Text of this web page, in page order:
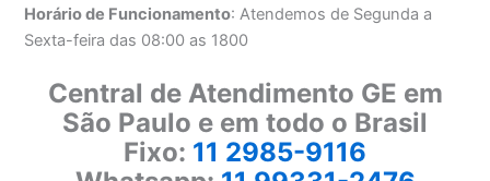
Horário de Funcionamento: Atendemos de Segunda a
Sexta-feira das 08:00 as 1800
Central de Atendimento GE em
São Paulo e em todo o Brasil
Fixo: 11 2985-9116